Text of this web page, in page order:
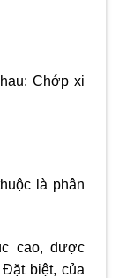
Chớp xi
là phân
cao, được
biệt, của